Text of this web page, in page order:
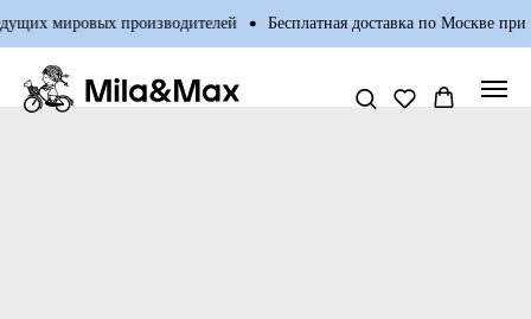
мировых производителей Бесплатная доставка по Москве при